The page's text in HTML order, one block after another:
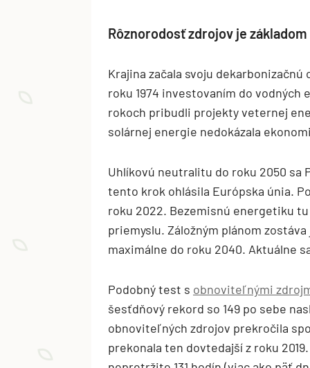
Rôznorodosť zdrojov je základom
Krajina začala svoju
roku 1974 investovaním do vodných
rokoch pribudli projekty veternej
solárnej energie nedokázala
Uhlíkovú neutralitu do roku 2050 sa
tento krok ohlásila Európska únia.
roku 2022. Bezemisnú energetiku
priemyslu. Záložným plánom
maximálne do roku 2040. Aktuálne
Podobný test s obnoviteľnými
šesťdňový rekord so 149 po sebe
obnoviteľných zdrojov prekročila
prekonala ten dovtedajší z roku